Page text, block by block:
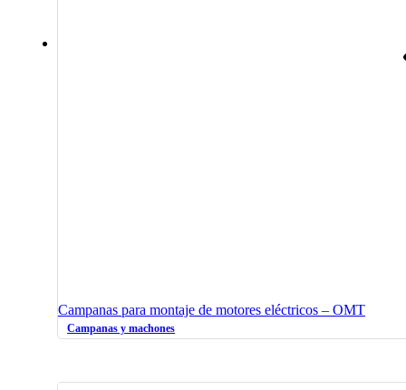
Campanas para montaje de motores eléctricos – OMT
Campanas y machones